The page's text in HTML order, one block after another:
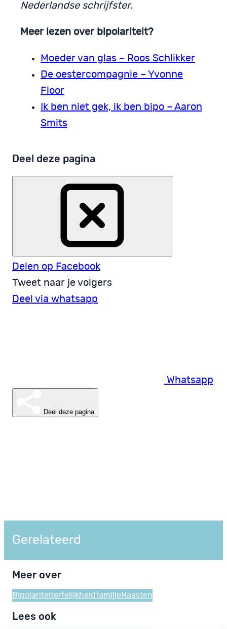
Nederlandse schrijfster.
Meer lezen over bipolariteit?
Moeder van glas – Roos Schlikker
De oestercompagnie – Yvonne
Floor
Ik ben niet gek, ik ben bipo – Aaron
Smits
Deel deze pagina
Delen op Facebook
Tweet naar je volgers
Deel via whatsapp
Whatsapp
Deel deze pagina
Gerelateerd
Meer over
Bipolariteiterfelijkheidfamilie Naasten
Lees ook